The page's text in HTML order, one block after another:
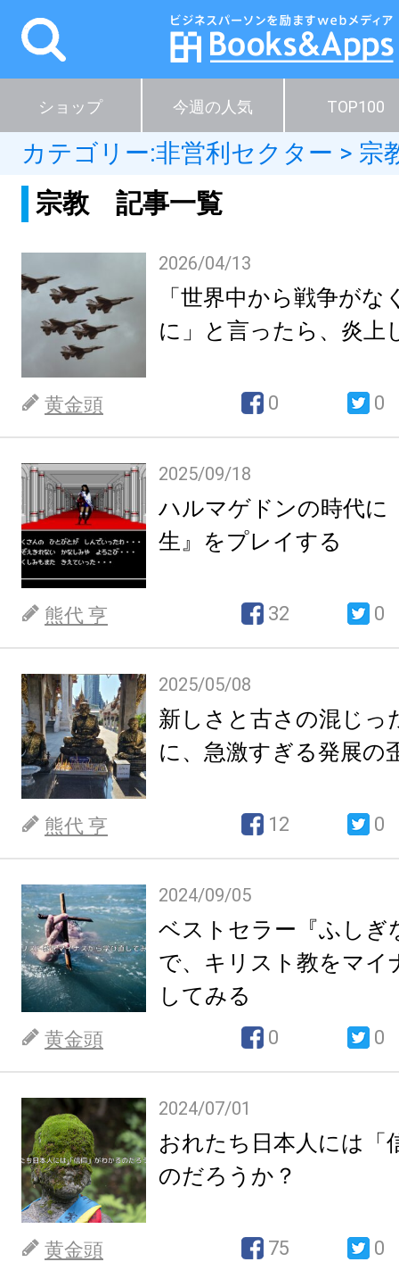
ショップ 今週の人気 TOP100
カテゴリー:非営利セクター > 宗
宗教 記事一覧
2026/04/13
「世界中から戦争が
に」と言ったら、炎上
黄金頭 0 0
2025/09/18
ハルマゲドンの時代に
生』をプレイする
熊代 亨 32 0
2025/05/08
新しさと古さの混じっ
に、急激すぎる発展の
熊代 亨 12 0
2024/09/05
ベストセラー『ふしぎ
で、キリスト教をマイ
してみる
黄金頭 0 0
2024/07/01
おれたち日本人には「
のだろうか？
黄金頭 75 0